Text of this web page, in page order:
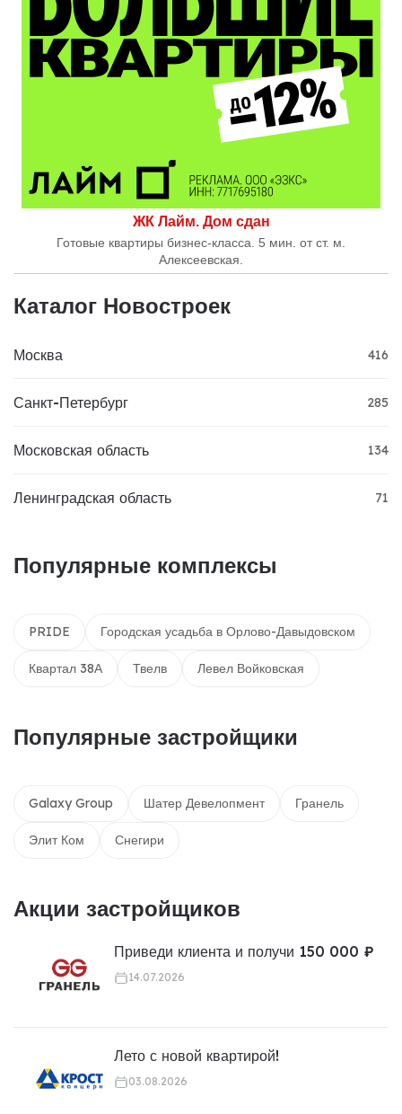
ЖК Лайм. Дом сдан
Готовые квартиры бизнес-класса. 5 мин. от ст. м.
Алексеевская.
Каталог Новостроек
Москва 416
Санкт-Петербург 285
Московская область 134
Ленинградская область 71
Популярные комплексы
PRIDE Городская усадьба в Орлово-Давыдовском
Квартал 38А Твелв Левел Войковская
Популярные застройщики
Galaxy Group Шатер Девелопмент Гранель
Элит Ком Снегири
Акции застройщиков
Приведи клиента и получи 150 000 ₽
14.07.2026
Лето с новой квартирой!
03.08.2026